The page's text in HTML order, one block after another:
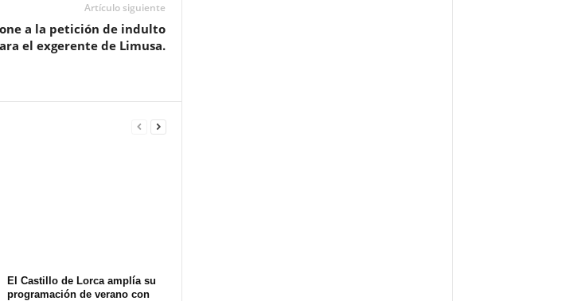
Artículo siguiente
a la petición de indulto
el exgerente de Limusa.
El Castillo de Lorca amplía su
programación de verano con